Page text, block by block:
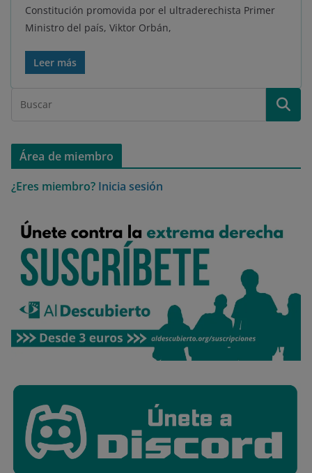
Constitución promovida por el ultraderechista Primer
Ministro del país, Viktor Orbán,
Leer más
Área de miembro
¿Eres miembro? Inicia sesión